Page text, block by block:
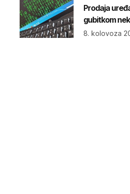
Prodaja
gubitkom
8. kolovoza